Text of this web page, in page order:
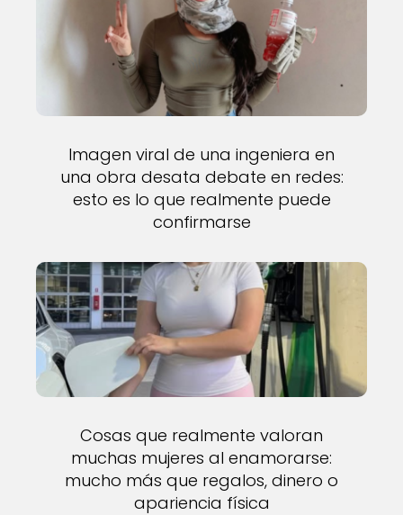
Imagen viral de una ingeniera en
una obra desata debate en redes:
esto es lo que realmente puede
confirmarse
Cosas que realmente valoran
muchas mujeres al enamorarse:
mucho más que regalos, dinero o
apariencia física